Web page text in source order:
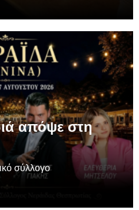
απόψε στη
σύλλογο